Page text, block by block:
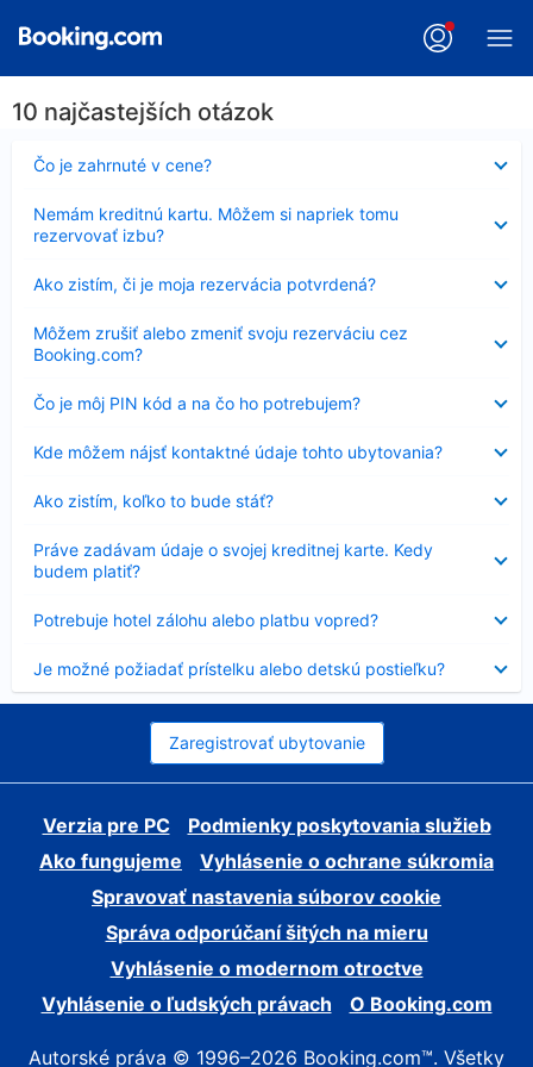
10 najčastejších otázok
Čo je zahrnuté v cene?
Nezobrazuje
sa
Nemám kreditnú kartu. Môžem si napriek tomu
rezervovať izbu?
sa
Ako zistím, či je moja rezervácia potvrdená?
sa
Môžem zrušiť alebo zmeniť svoju rezerváciu cez
Booking.com?
sa
Čo je môj PIN kód a na čo ho potrebujem?
Nezobrazuje
sa
Kde môžem nájsť kontaktné údaje tohto ubytovania?
sa
Ako zistím, koľko to bude stáť?
sa
Práve zadávam údaje o svojej kreditnej karte. Kedy
budem platiť?
sa
Potrebuje hotel zálohu alebo platbu vopred?
sa
Je možné požiadať prístelku alebo detskú postieľku?
sa
Zaregistrovať ubytovanie
Verzia pre PC
Podmienky poskytovania služieb
Ako fungujeme
Vyhlásenie o ochrane súkromia
Spravovať nastavenia súborov cookie
Správa odporúčaní šitých na mieru
Vyhlásenie o modernom otroctve
Vyhlásenie o ľudských právach
O Booking.com
Autorské práva © 1996–2026 Booking.com™. Všetky